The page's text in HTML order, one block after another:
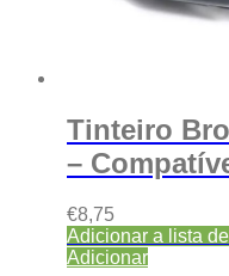
Tinteiro
–
€8,75
Adicionar a lista
Adicionar